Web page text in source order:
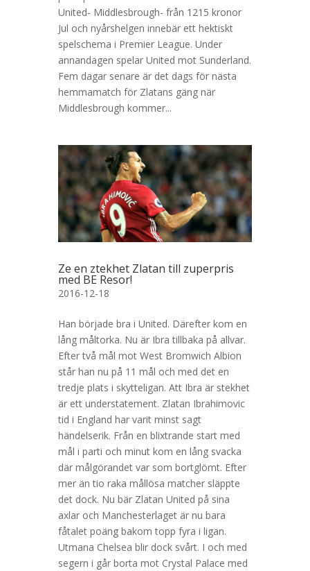
United- Middlesbrough- från 1215 kronor
Jul och nyårshelgen innebär ett hektiskt
spelschema i Premier League. Under
annandagen spelar United mot Sunderland.
Fem dagar senare är det dags för nästa
hemmamatch för Zlatans gäng när
Middlesbrough kommer...
Ze en ztekhet Zlatan till zuperpris
med BE Resor!
2016-12-18
Han började bra i United. Därefter kom en
lång måltorka. Nu är Ibra tillbaka på allvar.
Efter två mål mot West Bromwich Albion
står han nu på 11 mål och med det en
tredje plats i skytteligan. Att Ibra är stekhet
är ett understatement. Zlatan Ibrahimovic
tid i England har varit minst sagt
händelserik. Från en blixtrande start med
mål i parti och minut kom en lång svacka
där målgörandet var som bortglömt. Efter
mer än tio raka mållösa matcher släppte
det dock. Nu bär Zlatan United på sina
axlar och Manchesterlaget är nu bara
fåtalet poäng bakom topp fyra i ligan.
Utmana Chelsea blir dock svårt. I och med
segern i går borta mot Crystal Palace med